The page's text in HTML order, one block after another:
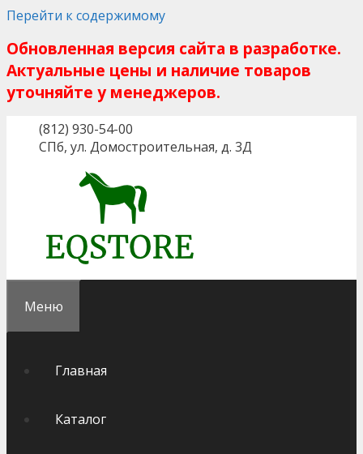
Перейти к содержимому
Обновленная версия сайта в разработке.
Актуальные цены и наличие товаров
уточняйте у менеджеров.
(812) 930-54-00
СПб, ул. Домостроительная, д. 3Д
Меню
Главная
Каталог